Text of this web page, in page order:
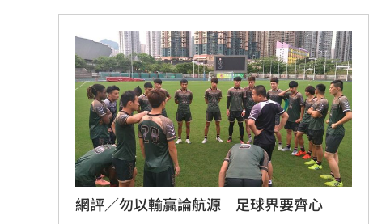
白海豚轉輕颱！最快「今夜脫離暴風圈」
獨／曝YT暫停更3週 南珉貞：不是因為錢
李李仁慶祝父親節！合體大尾油土伯網看傻
小孩不願繫安全帶！全機乘客慘滯留一晚
傳與女員工婚外情助升遷 FIFA主席回應了
網評／勿以輸贏論航源 足球界要齊心